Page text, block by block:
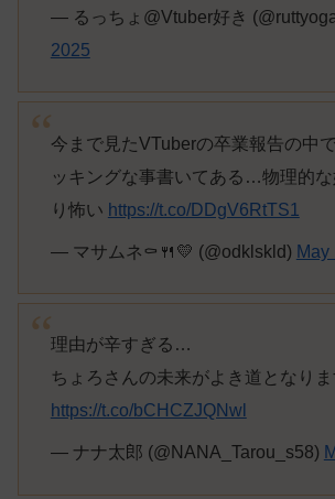
— るっちょ@Vtuber好き
2025
今まで見たVTuberの卒業報告の中
ッキングな事書いてある…物理的
り怖い https://t.co/DDgV6RtTS1
— マサムネ⚰️🍴💛 (@odklskld) May
理由が辛すぎる…
ちょろさんの未来がよき道となり
https://t.co/bCHCZJQNwl
— ナナ太郎 (@NANA_Tarou_s58)